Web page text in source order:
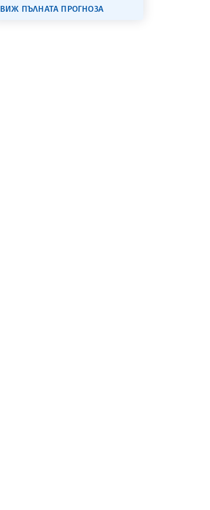
ВИЖ ПЪЛНАТА ПРОГНОЗА